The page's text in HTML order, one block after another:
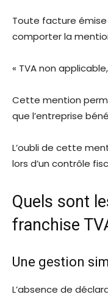
Toute facture
comporter la
« TVA non
Cette mention
que l’entreprise
L’oubli de cette
lors d’un contrôle
Quels sont
franchise
Une gestion
L’absence de